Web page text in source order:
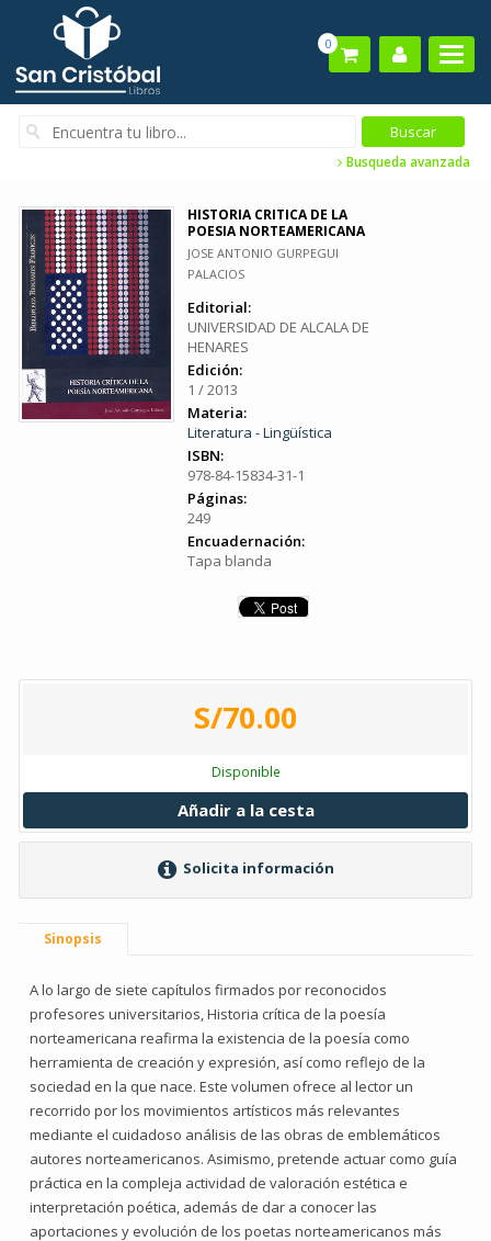
0
Busqueda avanzada
HISTORIA CRITICA DE LA
POESIA NORTEAMERICANA
JOSE ANTONIO GURPEGUI
PALACIOS
Editorial:
UNIVERSIDAD DE ALCALA DE
HENARES
Edición:
1 / 2013
Materia:
Literatura - Lingüística
ISBN:
978-84-15834-31-1
Páginas:
249
Encuadernación:
Tapa blanda
S/70.00
Disponible
Añadir a la cesta
Solicita información
Sinopsis
A lo largo de siete capítulos firmados por reconocidos
profesores universitarios, Historia crítica de la poesía
norteamericana reafirma la existencia de la poesía como
herramienta de creación y expresión, así como reflejo de la
sociedad en la que nace. Este volumen ofrece al lector un
recorrido por los movimientos artísticos más relevantes
mediante el cuidadoso análisis de las obras de emblemáticos
autores norteamericanos. Asimismo, pretende actuar como guía
práctica en la compleja actividad de valoración estética e
interpretación poética, además de dar a conocer las
aportaciones y evolución de los poetas norteamericanos más